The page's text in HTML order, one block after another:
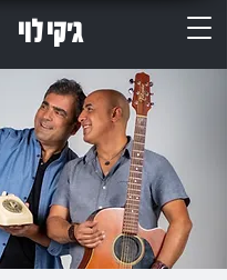
ג'קי לוי